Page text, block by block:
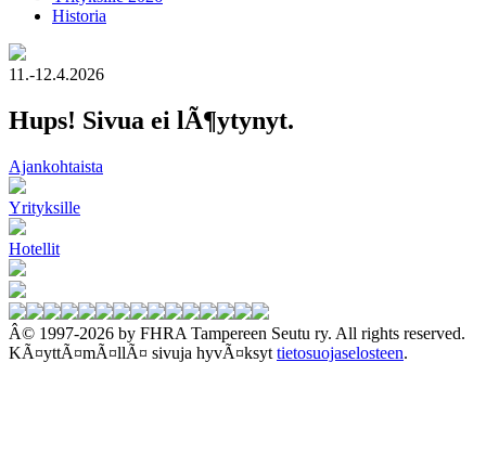
Historia
11.-12.4.2026
Hups! Sivua ei lÃ¶ytynyt.
Ajankohtaista
Yrityksille
Hotellit
Â© 1997-2026 by FHRA Tampereen Seutu ry. All rights reserved.
KÃ¤yttÃ¤mÃ¤llÃ¤ sivuja hyvÃ¤ksyt tietosuojaselosteen.